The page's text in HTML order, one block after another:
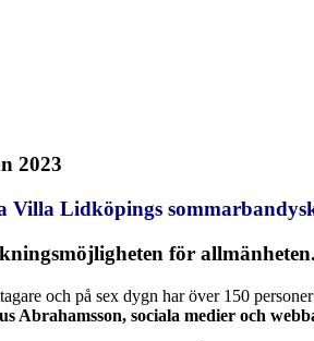
2023
Lidköpings
för
och på sex dygn har över 150
Abrahamsson, sociala medier och